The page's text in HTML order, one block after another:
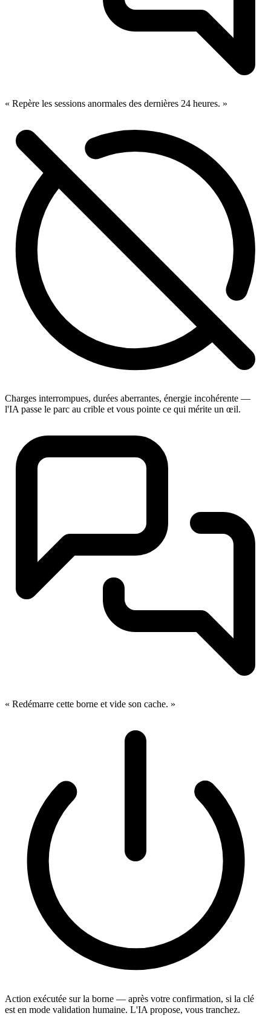
« Repère les sessions anormales des dernières 24 heures. »
Charges interrompues, durées aberrantes, énergie incohérente —
l'IA passe le parc au crible et vous pointe ce qui mérite un œil.
« Redémarre cette borne et vide son cache. »
Action exécutée sur la borne — après votre confirmation, si la clé
est en mode validation humaine. L'IA propose, vous tranchez.